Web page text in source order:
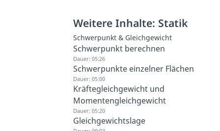
Weitere Inhalte: Statik
Schwerpunkt & Gleichgewicht
Schwerpunkt berechnen
Dauer: 05:26
Schwerpunkte einzelner Flächen
Dauer: 05:00
Kräftegleichgewicht und
Momentengleichgewicht
Dauer: 05:20
Gleichgewichtslage